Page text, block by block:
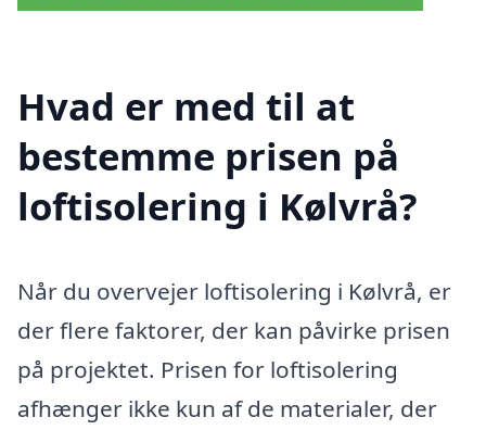
Hvad er med til at
bestemme prisen på
loftisolering i Kølvrå?
Når du overvejer loftisolering i Kølvrå, er
der flere faktorer, der kan påvirke prisen
på projektet. Prisen for loftisolering
afhænger ikke kun af de materialer, der